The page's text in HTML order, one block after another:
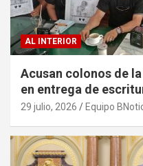
AL INTERIOR
Acusan colonos de
en entrega de
29 julio, 2026 Equipo